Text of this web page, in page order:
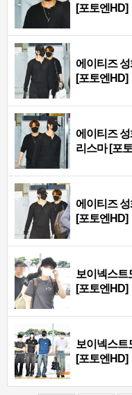
[포토엔HD]
에이티즈
[포토엔HD]
에이티즈
리스마 [포
에이티즈
[포토엔HD]
보이넥스트
[포토엔HD]
보이넥스트
[포토엔HD]